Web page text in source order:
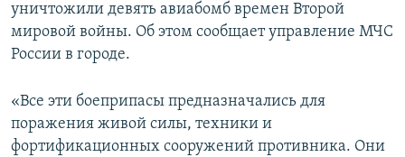
уничтожили девять авиабомб времен Второй
мировой войны. Об этом сообщает управление МЧС
России в городе.
«Все эти боеприпасы предназначались для
поражения живой силы, техники и
фортификационных сооружений противника. Они